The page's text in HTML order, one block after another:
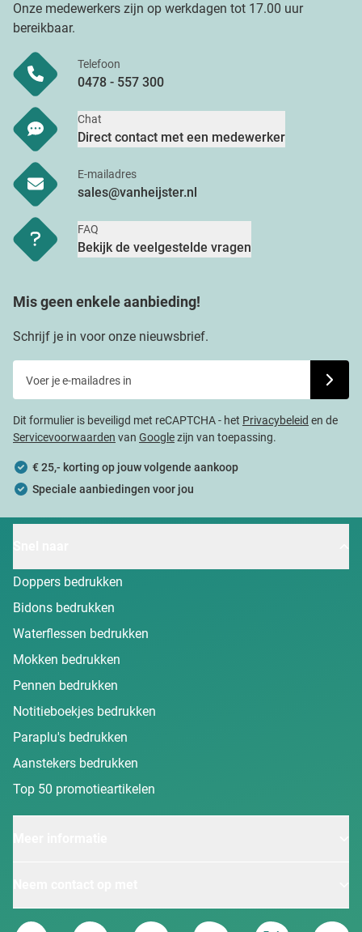
Onze medewerkers zijn op werkdagen tot 17.00 uur
bereikbaar.
Telefoon
0478 - 557 300
Chat
Direct contact met een medewerker
E-mailadres
sales@vanheijster.nl
FAQ
Bekijk de veelgestelde vragen
Mis geen enkele aanbieding!
Schrijf je in voor onze nieuwsbrief.
Dit formulier is beveiligd met reCAPTCHA - het Privacybeleid en de
Servicevoorwaarden van Googlezijn van toepassing.
€ 25,- korting op jouw volgende aankoop
Speciale aanbiedingen voor jou
Doppers bedrukken
Bidons bedrukken
Waterflessen bedrukken
Mokken bedrukken
Pennen bedrukken
Notitieboekjes bedrukken
Paraplu's bedrukken
Aanstekers bedrukken
Top 50 promotieartikelen